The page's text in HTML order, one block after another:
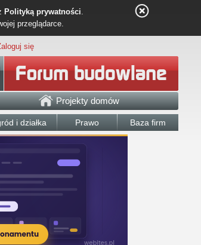
Polityką prywatności.
przeglądarce.
się
Projekty domów
i działka Prawo Baza firm